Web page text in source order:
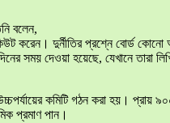
বলেন,
করেন। দুর্নীতির প্রশ্নে বোর্ড
সময় দেওয়া হয়েছে, যেখানে তারা
কমিটি গঠন করা হয়। প্রায় ৯০০
প্রমাণ পান।